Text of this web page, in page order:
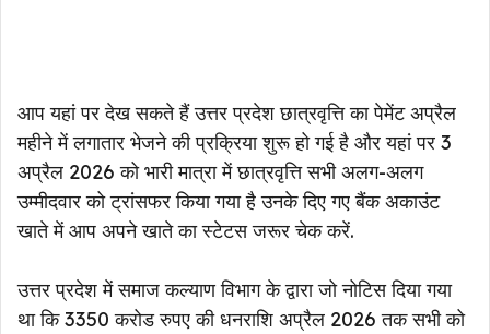
आप यहां पर देख सकते हैं उत्तर प्रदेश छात्रवृत्ति का पेमेंट अप्रैल
महीने में लगातार भेजने की प्रक्रिया शुरू हो गई है और यहां पर 3
अप्रैल 2026 को भारी मात्रा में छात्रवृत्ति सभी अलग-अलग
उम्मीदवार को ट्रांसफर किया गया है उनके दिए गए बैंक अकाउंट
खाते में आप अपने खाते का स्टेटस जरूर चेक करें.
उत्तर प्रदेश में समाज कल्याण विभाग के द्वारा जो नोटिस दिया गया
था कि ₹3350 करोड रुपए की धनराशि अप्रैल 2026 तक सभी को